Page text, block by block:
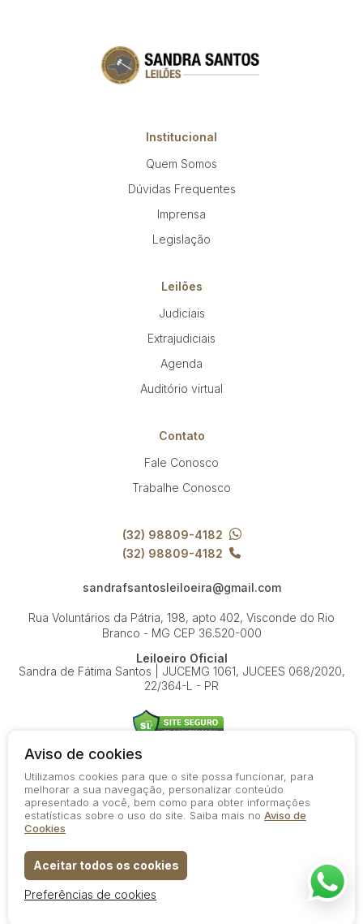
Institucional
Quem Somos
Dúvidas Frequentes
Imprensa
Legislação
Leilões
Judiciais
Extrajudiciais
Agenda
Auditório virtual
Contato
Fale Conosco
Trabalhe Conosco
(32) 98809-4182
(32) 98809-4182
sandrafsantosleiloeira@gmail.com
Rua Voluntários da Pátria, 198, apto 402, Visconde do Rio
Branco - MG CEP 36.520-000
Leiloeiro Oficial
Sandra de Fátima Santos | JUCEMG 1061, JUCEES 068/2020,
22/364-L - PR
© 2026-present - Todos os direitos reservados
Política de Privacidade
Termos de Uso
Aviso de cookies
Utilizamos cookies para que o site possa funcionar, para
melhorar a sua navegação, personalizar conteúdo
apresentado a você, bem como para obter informações
estatísticas sobre o uso do site. Saiba mais no Aviso de
Cookies
Aceitar todos os cookies
Preferências de cookies